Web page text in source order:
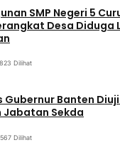
SMP Negeri 5
Desa Diduga
823 Dilihat
Banten
Jabatan Sekda
567 Dilihat